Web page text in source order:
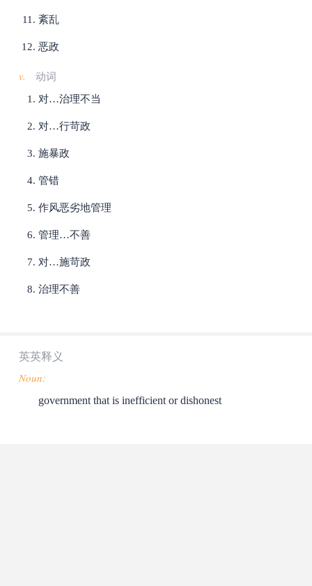
紊乱
恶政
v.
动词
对…治理不当
对…行苛政
施暴政
管错
作风恶劣地管理
管理…不善
对…施苛政
治理不善
英英释义
Noun:
government that is inefficient or dishonest